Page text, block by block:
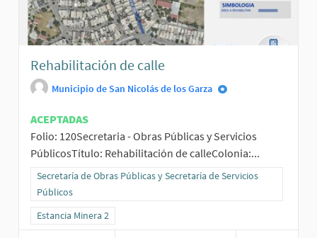
Rehabilitación de calle
Municipio de San Nicolás de los Garza
ACEPTADAS
Folio: 120Secretaria - Obras Públicas y Servicios
PúblicosTítulo: Rehabilitación de calleColonia:...
Resultados al filtrar por la categoría: Secretaría de Obras Públicas
Secretaría de Obras Públicas y Secretaría de Servicios
Públicos
Resultados al filtrar por el ámbito: Estancia Minera 2
Estancia Minera 2